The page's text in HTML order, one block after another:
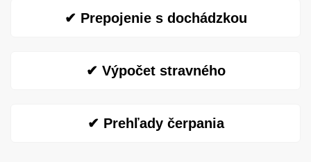
✔ Prepojenie s dochádzkou
✔ Výpočet stravného
✔ Prehľady čerpania